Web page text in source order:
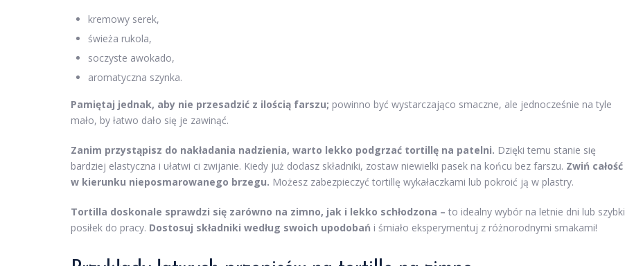
kremowy serek,
świeża rukola,
soczyste awokado,
aromatyczna szynka.
Pamiętaj jednak, aby nie przesadzić z ilością farszu; powinno być wystarczająco smaczne, ale jednocześnie na tyle
mało, by łatwo dało się je zawinąć.
Zanim przystąpisz do nakładania nadzienia, warto lekko podgrzać tortillę na patelni. Dzięki temu stanie się
bardziej elastyczna i ułatwi ci zwijanie. Kiedy już dodasz składniki, zostaw niewielki pasek na końcu bez farszu. Zwiń całość
w kierunku nieposmarowanego brzegu. Możesz zabezpieczyć tortillę wykałaczkami lub pokroić ją w plastry.
Tortilla doskonale sprawdzi się zarówno na zimno, jak i lekko schłodzona – to idealny wybór na letnie dni lub szybki
posiłek do pracy. Dostosuj składniki według swoich upodobań i śmiało eksperymentuj z różnorodnymi smakami!